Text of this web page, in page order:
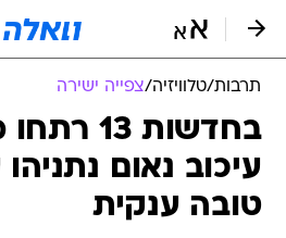
תרבות/טלוויזיה/צפייה ישירה
בחדשות
עיכוב נאום
טובה ענקית